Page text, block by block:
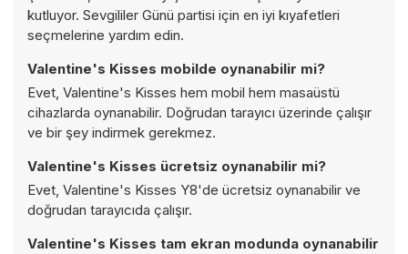
kutluyor. Sevgililer Günü partisi için en iyi kıyafetleri
seçmelerine yardım edin.
Valentine's Kisses mobilde oynanabilir mi?
Evet, Valentine's Kisses hem mobil hem masaüstü
cihazlarda oynanabilir. Doğrudan tarayıcı üzerinde çalışır
ve bir şey indirmek gerekmez.
Valentine's Kisses ücretsiz oynanabilir mi?
Evet, Valentine's Kisses Y8'de ücretsiz oynanabilir ve
doğrudan tarayıcıda çalışır.
Valentine's Kisses tam ekran modunda oynanabilir